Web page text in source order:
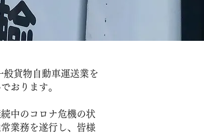
貨物自動車運送業を
おります。
中のコロナ危機の状
業務を遂行し、皆様